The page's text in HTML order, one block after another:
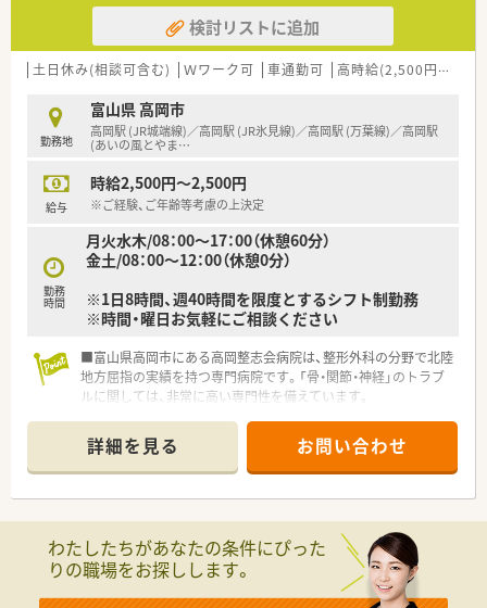
検討リストに追加
土日休み(相談可含む) Ｗワーク可 車通勤可 高時給(2,500円以上)
勤務地
富山県 高岡市
高岡駅 (JR城端線)／高岡駅 (JR氷見線)／高岡駅 (万葉線)／高岡駅
(あいの風とやま…
給与
時給2,500円～2,500円
※ご経験、ご年齢等考慮の上決定
勤務
時間
月火水木/08：00～17：00（休憩60分）
金土/08：00～12：00（休憩0分）
※1日8時間、週40時間を限度とするシフト制勤務
※時間・曜日お気軽にご相談ください
■富山県高岡市にある高岡整志会病院は、整形外科の分野で北陸
地方屈指の実績を持つ専門病院です。「骨・関節・神経」のトラブ
ルに関しては、非常に高い専門性を備えています。
術、リハビリまで一貫した専門ケアを受けることができます。
■特に脊椎（背骨・腰）の治療において、全国的にも有名な拠点で
す。
■院長先生の人柄が良く、スタッフからの信頼が抜群！この人に
■月一で院内勉強会を開催。ドクターとの関わりも持て、勉強に
なります。
詳細を見る お問い合わせ
わたしたちがあなたの条件にぴった
りの職場をお探しします。